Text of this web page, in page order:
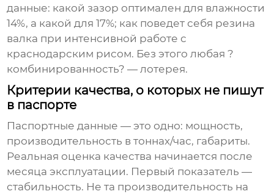
данные: какой зазор оптимален для влажности
14%, а какой для 17%; как поведет себя резина
валка при интенсивной работе с
краснодарским рисом. Без этого любая ?
комбинированность? — лотерея.
Критерии качества, о которых не пишут
в паспорте
Паспортные данные — это одно: мощность,
производительность в тоннах/час, габариты.
Реальная оценка качества начинается после
месяца эксплуатации. Первый показатель —
стабильность. Не та производительность на